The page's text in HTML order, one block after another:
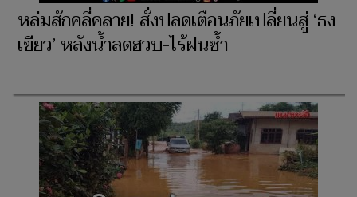
หล่มสักคลี่คลาย! สั่งปลดเตือนภัยเปลี่ยนสู่ ‘ธง
เขียว’ หลังน้ำลดฮวบ-ไร้ฝนซ้ำ